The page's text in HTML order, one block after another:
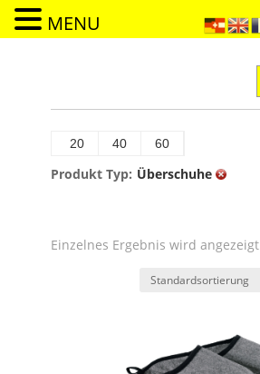
20 40 60
Produkt Typ: Überschuhe
Einzelnes Ergebnis wird angezeigt
MENU